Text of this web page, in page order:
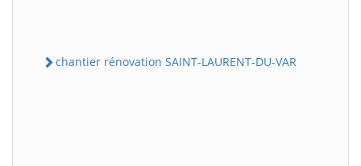
chantier rénovation SAINT-LAURENT-DU-VAR